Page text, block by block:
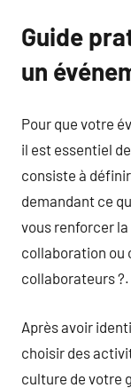
Guide
un
Pour que votre
il est essentiel
consiste à
demandant ce
vous renforcer
collaboration ou
collaborateurs ?.
Après avoir
choisir des
culture de votre